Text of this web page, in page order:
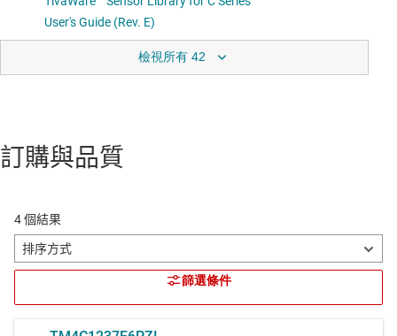
檢視所有 42
訂購與品質